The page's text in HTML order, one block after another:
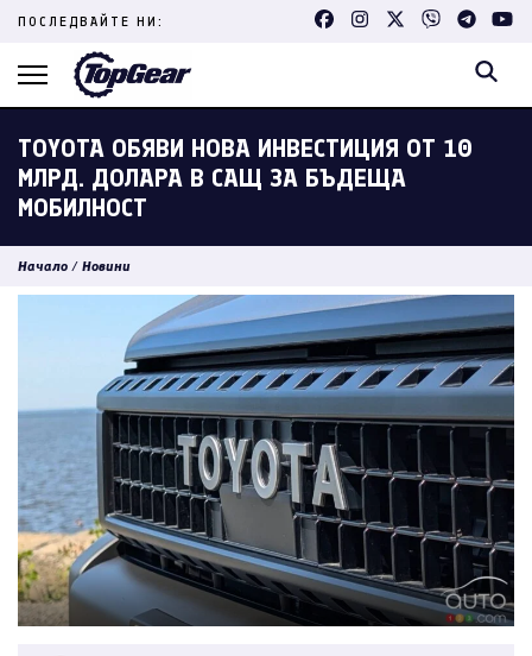
Skip
content
ПОСЛЕДВАЙТЕ НИ:
TOYOTA ОБЯВИ НОВА ИНВЕСТИЦИЯ ОТ 10
МЛРД. ДОЛАРА В САЩ ЗА БЪДЕЩА
МОБИЛНОСТ
Начало / Новини